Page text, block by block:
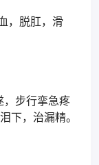
，脱肛，滑
步行挛急疼
下，治漏精。